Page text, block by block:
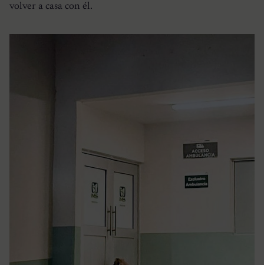
volver a casa con él.